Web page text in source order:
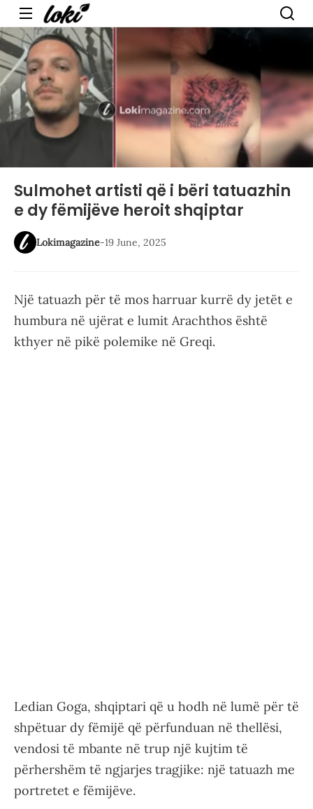
Menu
Sulmohet artisti që i bëri tatuazhin
e dy fëmijëve heroit shqiptar
Lokimagazine-19 June, 2025
Një tatuazh për të mos harruar kurrë dy jetët e
humbura në ujërat e lumit Arachthos është
kthyer në pikë polemike në Greqi.
Ledian Goga, shqiptari që u hodh në lumë për të
shpëtuar dy fëmijë që përfunduan në thellësi,
vendosi të mbante në trup një kujtim të
përhershëm të ngjarjes tragjike: një tatuazh me
portretet e fëmijëve.